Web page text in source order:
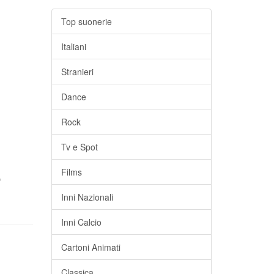
Top suonerie
Italiani
Stranieri
Dance
Rock
Tv e Spot
Films
Inni Nazionali
Inni Calcio
Cartoni Animati